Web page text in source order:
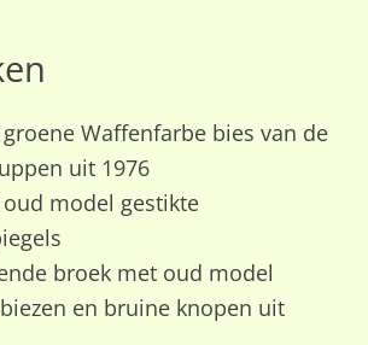
groene Waffenfarbe bies van de
uit 1976
oud model gestikte
broek met oud model
en bruine knopen uit